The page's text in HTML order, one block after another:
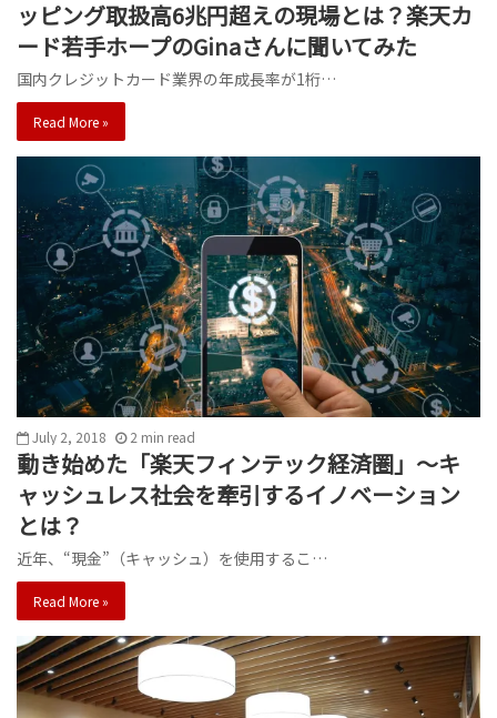
ッピング取扱高6兆円超えの現場とは？楽天カ
ード若手ホープのGinaさんに聞いてみた
国内クレジットカード業界の年成長率が1桁…
Read More »
July 2, 2018 2 min read
動き始めた「楽天フィンテック経済圏」～キ
ャッシュレス社会を牽引するイノベーション
とは？
近年、“現金”（キャッシュ）を使用するこ…
Read More »